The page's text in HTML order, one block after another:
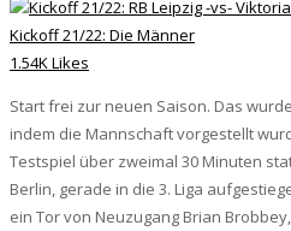
Kickoff 21/22: Die Männer
1.54K Likes
Start frei zur neuen Saison. Das
indem die Mannschaft vorgestellt
Testspiel über zweimal 30 Minuten
Berlin, gerade in die 3. Liga
ein Tor von Neuzugang Brian